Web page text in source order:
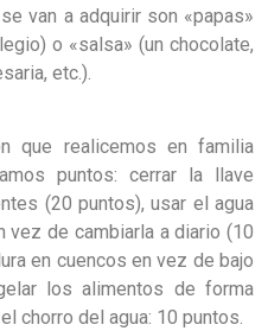
van a adquirir son «papas»
o «salsa» (un chocolate,
etc.).
que realicemos en familia
puntos: cerrar la llave
(20 puntos), usar el agua
vez de cambiarla a diario (10
en cuencos en vez de bajo
los alimentos de forma
chorro del agua: 10 puntos.